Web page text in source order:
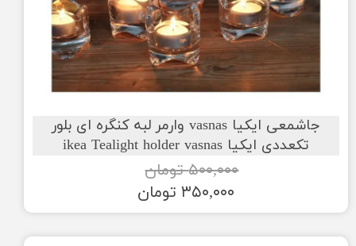
جاشمعی ایکیا vasnas وارمر لبه کنگره ای بلور
تکعددی ایکیا ikea Tealight holder vasnas
۵۰۰,۰۰۰ تومان
۳۵۰,۰۰۰ تومان